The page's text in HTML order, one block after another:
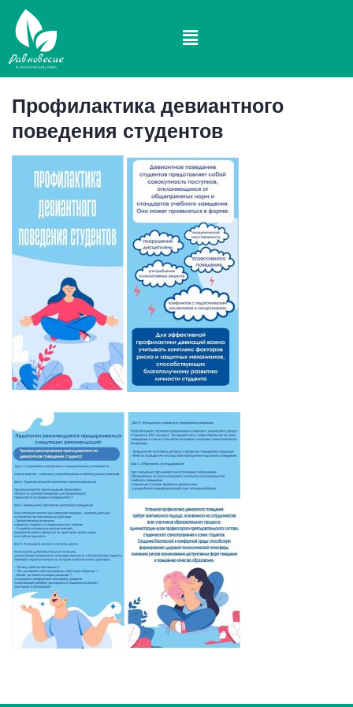
Профилактика девиантного
поведения студентов